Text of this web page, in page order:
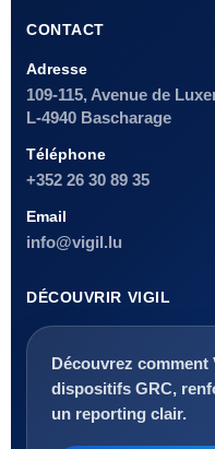
CONTACT
Adresse
109-115, Avenue de
L-4940 Bascharage
Téléphone
+352 26 30 89 35
Email
info@vigil.lu
DÉCOUVRIR VIGIL
Découvrez
dispositifs GRC,
un reporting clair.